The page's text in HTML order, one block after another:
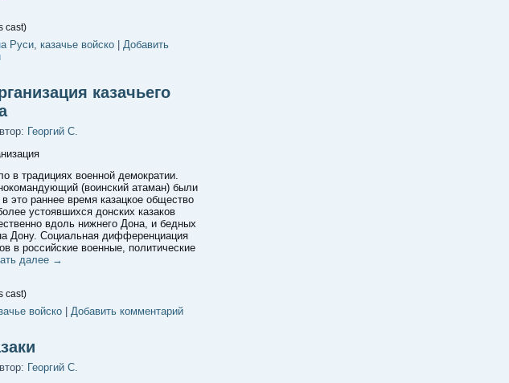
cast)
Руси, казачье войско
Добавить
казачьего
Георгий С.
в традициях военной демократии.
(воинский атаман) были
это раннее время казацкое общество
устоявшихся донских казаков
вдоль нижнего Дона, и бедных
Дону. Социальная дифференциация
в российские военные, политические
далее →
cast)
войско Добавить комментарий
Георгий С.